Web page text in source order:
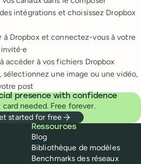
intégrations et choisissez Dropbox
à Dropbox et connectez-vous à votre
accéder à vos fichiers Dropbox
sélectionnez une image ou une vidéo,
post
presence with confidence
needed. Free forever.
started for free
Ressources
Blog
Bibliothèque de modèles
Benchmarks des réseaux